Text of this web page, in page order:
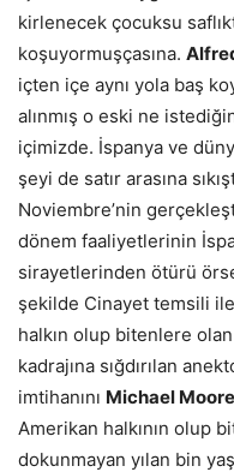
kirlenecek çocuksu
koşuyormuşçasına.
içten içe aynı yola baş
alınmış o eski ne
içimizde. İspanya ve
şeyi de satır arasına
Noviembre’nin
dönem faaliyetlerinin
sirayetlerinden ötürü
şekilde Cinayet temsili
halkın olup bitenlere
kadrajına sığdırılan
imtihanını Michael Moore
Amerikan halkının olup
dokunmayan yılan bin